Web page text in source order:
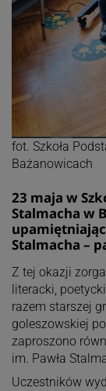
fot. Szkoła
Bażanowicach
23 maja w
Stalmacha w
Stalmacha –
Z tej okazji
literacki,
razem starszej
goleszowskiej
zaproszono
im. Pawła
Uczestników